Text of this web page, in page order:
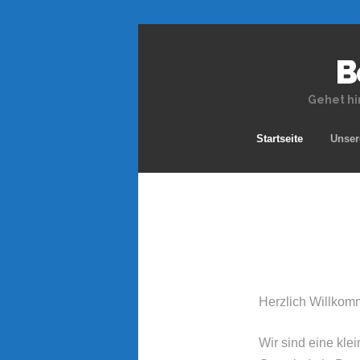
Gehet
Startseite
Herzlich
Wir sind eine